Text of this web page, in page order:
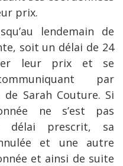
prix.
lendemain de
soit un délai de 24
leur prix et se
par
Sarah Couture. Si
ne s’est pas
délai prescrit, sa
et une autre
et ainsi de suite